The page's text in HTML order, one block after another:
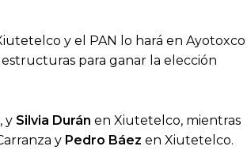
y el PAN lo hará en Ayotoxco
para ganar la elección
, y Silvia Durán en Xiutetelco, mientras
y Pedro Báez en Xiutetelco.